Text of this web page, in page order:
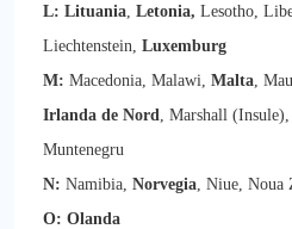
L: Lituania Letonia, Lesotho,
Liechtenstein, Luxemburg
M: Macedonia, Malawi, Malta ,
Irlanda de Nord , Marshall
Muntenegru
N: Namibia, Norvegia , Niue, Noua
O: Olanda